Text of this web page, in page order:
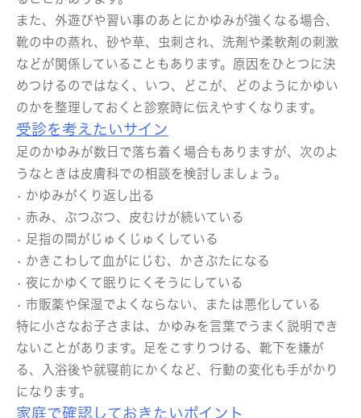
また、外遊びや習い事のあとにかゆみが強くなる場合、
靴の中の蒸れ、砂や草、虫刺され、洗剤や柔軟剤の刺激
などが関係していることもあります。原因をひとつに決
めつけるのではなく、いつ、どこが、どのようにかゆい
のかを整理しておくと診察時に伝えやすくなります。
受診を考えたいサイン
足のかゆみが数日で落ち着く場合もありますが、次のよ
うなときは皮膚科での相談を検討しましょう。
• かゆみがくり返し出る
• 赤み、ぶつぶつ、皮むけが続いている
• 足指の間がじゅくじゅくしている
• かきこわして血がにじむ、かさぶたになる
• 夜にかゆくて眠りにくそうにしている
• 市販薬や保湿でよくならない、または悪化している
特に小さなお子さまは、かゆみを言葉でうまく説明でき
ないことがあります。足をこすりつける、靴下を嫌が
る、入浴後や就寝前にかくなど、行動の変化も手がかり
になります。
家庭で確認しておきたいポイント